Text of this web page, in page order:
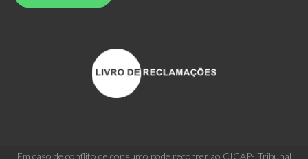
Em caso de conflito de consumo pode recorrer ao CICAP- Tribunal